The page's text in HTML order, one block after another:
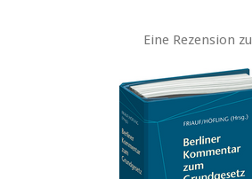
Eine Rezension